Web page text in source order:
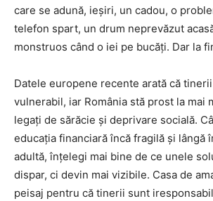
care se adună, ieșiri, un cadou, o
telefon spart, un drum neprevăzut
monstruos când o iei pe bucăți. Dar la
Datele europene recente arată că
vulnerabil, iar România stă prost la mai
legați de sărăcie și deprivare socială.
educația financiară încă fragilă și lângă
adultă, înțelegi mai bine de ce unele
dispar, ci devin mai vizibile. Casa de
peisaj pentru că tinerii sunt